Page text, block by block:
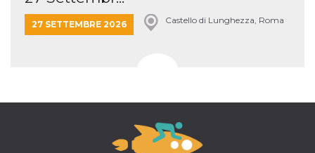
27 SETTEMBRE 2026 Castello di Lunghezza, Roma